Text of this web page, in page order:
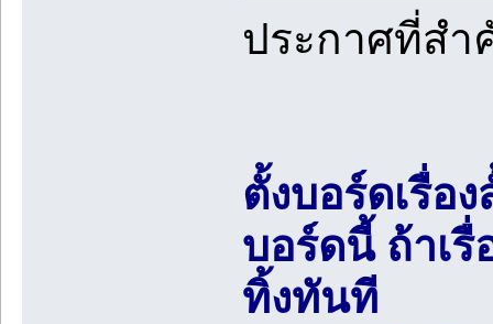
ประกาศที่ส
ตั้งบอร์ดเรื่อ
บอร์ดนี้ ถ้าเ
ทิ้งทันที